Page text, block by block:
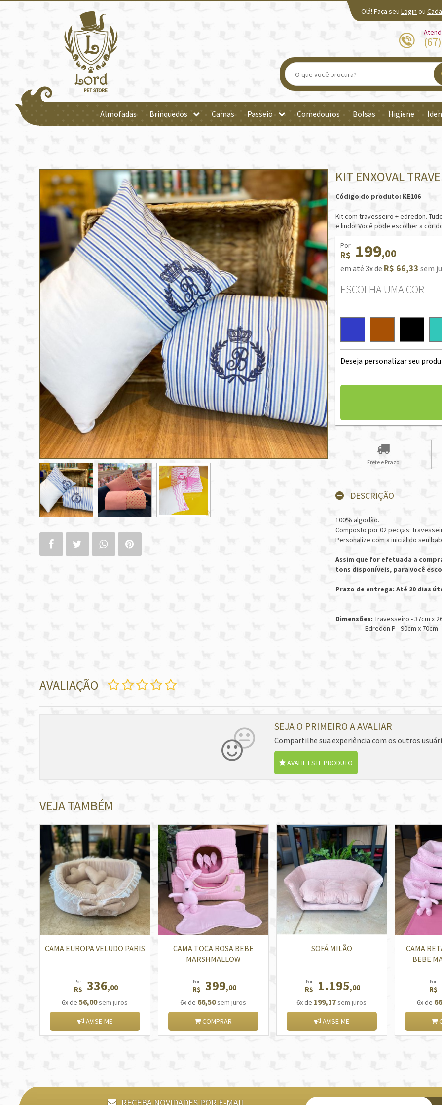
Olá! Faça seu Login ou
Almofadas Brinquedos Camas Passeio Comedouros Bolsas Higiene
KIT ENXOVAL
Código do produto: KE106
Kit com travesseiro + edredon.
e lindo! Você pode escolher a cor
Por
R$ 199,00
em até 3x de R$ 66,33 sem
ESCOLHA UMA COR
Deseja personalizar seu
Frete e Prazo
DESCRIÇÃO
100% algodão.
Composto por 02 pecças:
Personalize com a inicial do seu
Assim que for efetuada a
tons disponíveis, para você
Prazo de entrega: Até 20 dias
Dimensões: Travesseiro - 37cm x
Edredon P - 90cm x 70cm
AVALIAÇÃO
SEJA O PRIMEIRO A AVALIAR
Compartilhe sua experiência com os outros
AVALIE ESTE PRODUTO
VEJA TAMBÉM
CAMA EUROPA VELUDO PARIS
Por
R$ 336,00
6x de 56,00sem juros
AVISE-ME
CAMA TOCA ROSA BEBE
MARSHMALLOW
Por
R$ 399,00
6x de 66,50sem juros
COMPRAR
SOFÁ MILÃO
Por
R$ 1.195,00
6x de 199,17sem juros
AVISE-ME
CAMA
BEBE
Por
R$
6x de
RECEBA NOVIDADES POR E-MAIL